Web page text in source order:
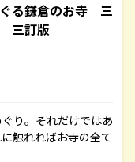
る鎌倉のお寺 三
三訂版
り。それだけではあ
触れればお寺の全て